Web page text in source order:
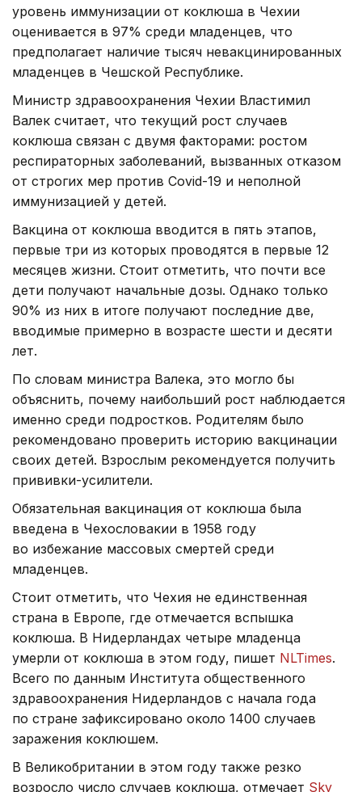
уровень иммунизации от коклюша в Чехии
оценивается в 97% среди младенцев, что
предполагает наличие тысяч невакцинированных
младенцев в Чешской Республике.
Министр здравоохранения Чехии Властимил
Валек считает, что текущий рост случаев
коклюша связан с двумя факторами: ростом
респираторных заболеваний, вызванных отказом
от строгих мер против Covid-19 и неполной
иммунизацией у детей.
Вакцина от коклюша вводится в пять этапов,
первые три из которых проводятся в первые 12
месяцев жизни. Стоит отметить, что почти все
дети получают начальные дозы. Однако только
90% из них в итоге получают последние две,
вводимые примерно в возрасте шести и десяти
лет.
По словам министра Валека, это могло бы
объяснить, почему наибольший рост наблюдается
именно среди подростков. Родителям было
рекомендовано проверить историю вакцинации
своих детей. Взрослым рекомендуется получить
прививки-усилители.
Обязательная вакцинация от коклюша была
введена в Чехословакии в 1958 году
во избежание массовых смертей среди
младенцев.
Стоит отметить, что Чехия не единственная
страна в Европе, где отмечается вспышка
коклюша. В Нидерландах четыре младенца
умерли от коклюша в этом году, пишет NLTimes.
Всего по данным Института общественного
здравоохранения Нидерландов с начала года
по стране зафиксировано около 1400 случаев
заражения коклюшем.
В Великобритании в этом году также резко
возросло число случаев коклюша, отмечает Sky